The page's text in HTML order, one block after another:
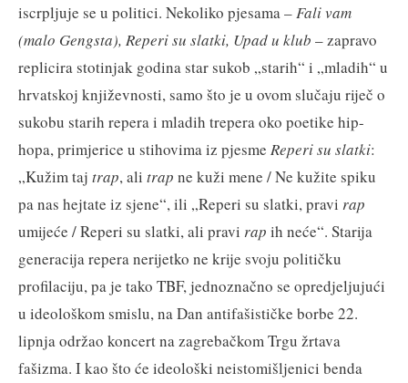
iscrpljuje se u politici. Nekoliko pjesama –Fali vam
(malo Gengsta), Reperi su slatki, Upad u klub – zapravo
replicira stotinjak godina star sukob „starih“ i „mladih“ u
hrvatskoj književnosti, samo što je u ovom slučaju riječ o
sukobu starih repera i mladih trepera oko poetike hip-
hopa, primjerice u stihovima iz pjesme Reperi su slatki:
„Kužim taj trap, ali trap ne kuži mene / Ne kužite spiku
pa nas hejtate iz sjene“, ili „Reperi su slatki, pravi rap
umijeće / Reperi su slatki, ali pravi rap ih neće“. Starija
generacija repera nerijetko ne krije svoju političku
profilaciju, pa je tako TBF, jednoznačno se opredjeljujući
u ideološkom smislu, na Dan antifašističke borbe 22.
lipnja održao koncert na zagrebačkom Trgu žrtava
fašizma. I kao što će ideološki neistomišljenici benda